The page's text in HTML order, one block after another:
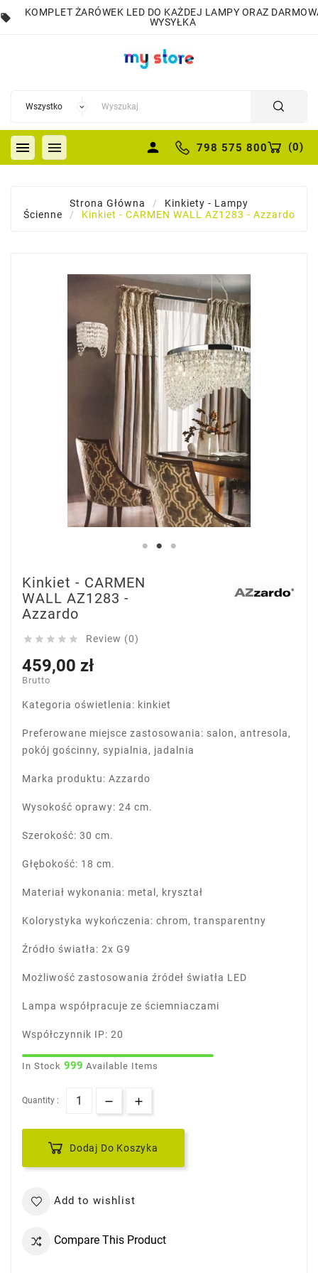
local_offer
KOMPLET ŻARÓWEK LED DO KAŻDEJ LAMPY ORAZ
WYSYŁKA
  person 798 575 800 (0)
Strona Główna
Kinkiety - Lampy
Ścienne
Kinkiet - CARMEN WALL AZ1283 - Azzardo
Kinkiet - CARMEN
WALL AZ1283 -
Azzardo
     Review (0)
459,00 zł
Brutto
Kategoria oświetlenia: kinkiet
Preferowane miejsce zastosowania: salon, antresola,
pokój gościnny, sypialnia, jadalnia
Marka produktu: Azzardo
Wysokość oprawy: 24 cm.
Szerokość: 30 cm.
Głębokość: 18 cm.
Materiał wykonania: metal, kryształ
Kolorystyka wykończenia: chrom, transparentny
Źródło światła: 2x G9
Możliwość zastosowania źródeł światła LED
Lampa współpracuje ze ściemniaczami
Współczynnik IP: 20
In Stock 999 Available Items
Quantity :
Dodaj Do Koszyka
Add to wishlist
Compare This Product